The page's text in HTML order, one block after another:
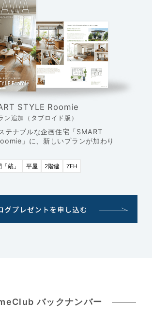
STYLE Roomie
ン追加（タブロイド版）
テナブルな企画住宅「SMART
」に、新しいプランが加わり
蔵」 平屋 2階建 ZEH
バックナンバー